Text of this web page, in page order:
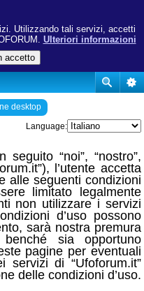
Utilizzando tali servizi, accetti
Ulteriori informazioni
desktop
Language:
seguito “noi”, “nostro”,
l’utente accetta
alle seguenti condizioni
limitato legalmente
non utilizzare i servizi
d’uso possono
sarà nostra premura
sia opportuno
pagine per eventuali
servizi di “Ufoforum.it”
delle condizioni d’uso.